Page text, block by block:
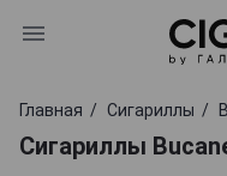
Главная Сигариллы
Сигариллы